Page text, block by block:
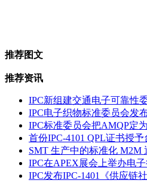
推荐图文
推荐资讯
IPC新组建交通电子可靠性
IPC电子织物标准委员会发
IPC标准委员会把AMQP定
首份IPC-4101 QPL证书授
SMT 生产中的标准化 M2M
IPC在APEX展会上举办电
IPC发布IPC-1401《供应链